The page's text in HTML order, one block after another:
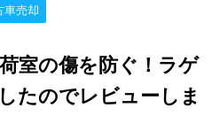
車売却
室の傷を防ぐ！ラゲ
たのでレビューしま